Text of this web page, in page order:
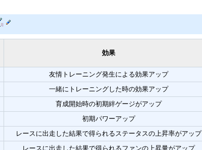
効果
友情トレーニング発生による効果アップ
一緒にトレーニングした時の効果アップ
育成開始時の初期絆ゲージがアップ
初期パワーアップ
レースに出走した結果で得られるステータスの上昇率がアップ
レースに出走した結果で得られるファンの上昇量がアップ